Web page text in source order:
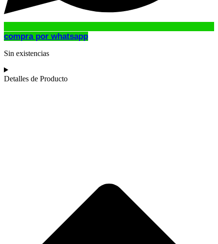
compra por whatsapp
Sin existencias
Detalles de Producto